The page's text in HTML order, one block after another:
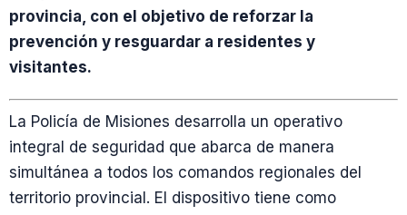
provincia, con el objetivo de reforzar la
prevención y resguardar a residentes y
visitantes.
La Policía de Misiones desarrolla un operativo
integral de seguridad que abarca de manera
simultánea a todos los comandos regionales del
territorio provincial. El dispositivo tiene como